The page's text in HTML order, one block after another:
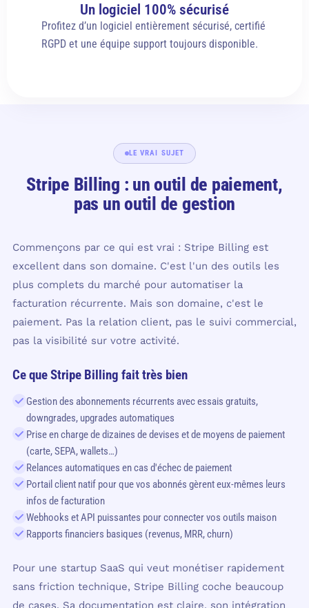
Un logiciel 100% sécurisé
Profitez d’un logiciel entièrement sécurisé, certifié
RGPD et une équipe support toujours disponible.
LE VRAI SUJET
Stripe Billing : un outil de paiement,
pas un outil de gestion
Commençons par ce qui est vrai : Stripe Billing est
excellent dans son domaine. C'est l'un des outils les
plus complets du marché pour automatiser la
facturation récurrente. Mais son domaine, c'est le
paiement. Pas la relation client, pas le suivi commercial,
pas la visibilité sur votre activité.
Ce que Stripe Billing fait très bien
Gestion des abonnements récurrents avec essais gratuits,
downgrades, upgrades automatiques
Prise en charge de dizaines de devises et de moyens de paiement
(carte, SEPA, wallets…)
Relances automatiques en cas d'échec de paiement
Portail client natif pour que vos abonnés gèrent eux-mêmes leurs
infos de facturation
Webhooks et API puissantes pour connecter vos outils maison
Rapports financiers basiques (revenus, MRR, churn)
Pour une startup SaaS qui veut monétiser rapidement
sans friction technique, Stripe Billing coche beaucoup
de cases. Sa documentation est claire, son intégration